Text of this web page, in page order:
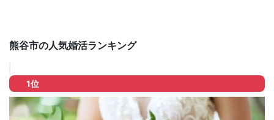
熊谷市の人気婚活ランキング
1位